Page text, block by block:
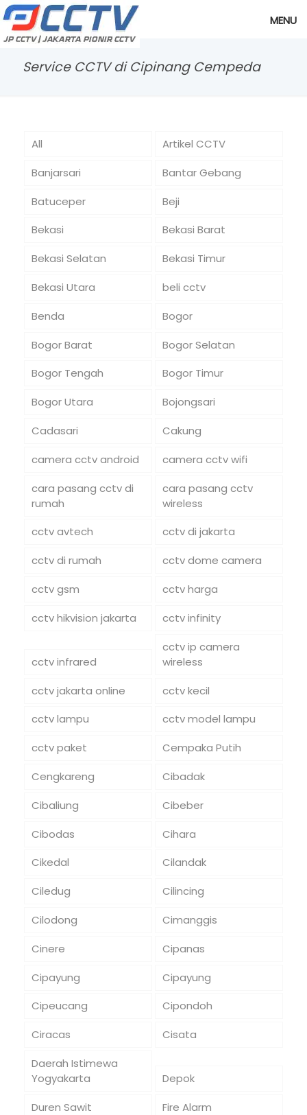
MENU
Service CCTV di Cipinang Cempeda
All
Artikel CCTV
Banjarsari
Bantar Gebang
Batuceper
Beji
Bekasi
Bekasi Barat
Bekasi Selatan
Bekasi Timur
Bekasi Utara
beli cctv
Benda
Bogor
Bogor Barat
Bogor Selatan
Bogor Tengah
Bogor Timur
Bogor Utara
Bojongsari
Cadasari
Cakung
camera cctv android
camera cctv wifi
cara pasang cctv di
rumah
cara pasang cctv
wireless
cctv avtech
cctv di jakarta
cctv di rumah
cctv dome camera
cctv gsm
cctv harga
cctv hikvision jakarta
cctv infinity
cctv infrared
cctv ip camera
wireless
cctv jakarta online
cctv kecil
cctv lampu
cctv model lampu
cctv paket
Cempaka Putih
Cengkareng
Cibadak
Cibaliung
Cibeber
Cibodas
Cihara
Cikedal
Cilandak
Ciledug
Cilincing
Cilodong
Cimanggis
Cinere
Cipanas
Cipayung
Cipayung
Cipeucang
Cipondoh
Ciracas
Cisata
Daerah Istimewa
Yogyakarta
Depok
Duren Sawit
Fire Alarm